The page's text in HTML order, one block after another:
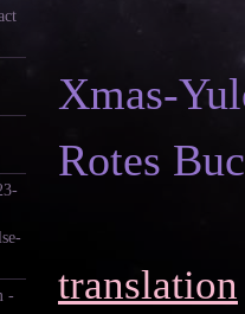
-
Xmas-
Rotes
translation